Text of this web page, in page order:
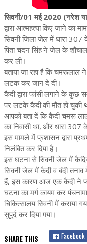
सिवनी/01 मई 2020 (नरेश
द्वारा आत्महत्या किए जाने का
सिवनी जिला जेल में धारा
पिता चंदन सिंह ने जेल के
कर ली।
बताया जा रहा है कि
लटक कर जान दे दी।
कैदी द्वारा फांसी लगाने के
पर लटके कैदी की मौत हो चुकी
आपको बता दें कि कैदी चमरू
का निवासी था, और धारा 307
इस मामले में प्रशासन द्वारा
निलंबित कर दिया है।
इस घटना से सिवनी जेल में
सिवनी जेल में कैदी व बंदी तनाव
हैं, इस कारण आज एक कैदी ने
घटना का मर्ग कायम कर
चिकित्सालय सिवनी में कराया
सुपुर्द कर दिया गया।
SHARE THIS Facebook